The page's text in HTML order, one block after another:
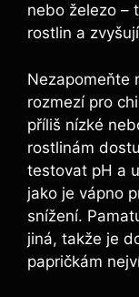
nebo železo –
rostlin ​a
Nezapomeňte
rozmezí ⁤pro
příliš nízké​
rostlinám
testovat pH ‌a
jako ⁤je ⁢vápno
snížení.
jiná, ‌takže je
papričkám